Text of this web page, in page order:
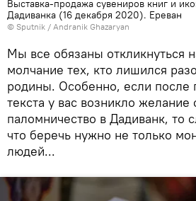
Выставка-продажа сувениров книг и
Дадиванка (16 декабря 2020). Еревaн
© Sputnik / Andranik Ghazaryan
Мы все обязаны откликнуться
молчание тех, кто лишился
родины. Особенно, если после
текста у вас возникло желание
паломничество в Дадиванк, то
что беречь нужно не только
людей...